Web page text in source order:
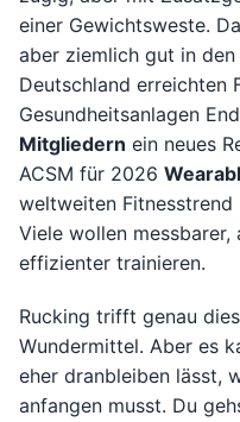
einer Gewichtsweste.
aber ziemlich gut in
Deutschland erreichten
Gesundheitsanlagen
Mitgliedern ein neues
ACSM für 2026
weltweiten Fitnesstrend
Viele wollen
effizienter trainieren.
Rucking trifft genau
Wundermittel. Aber es
eher dranbleiben lässt,
anfangen musst. Du